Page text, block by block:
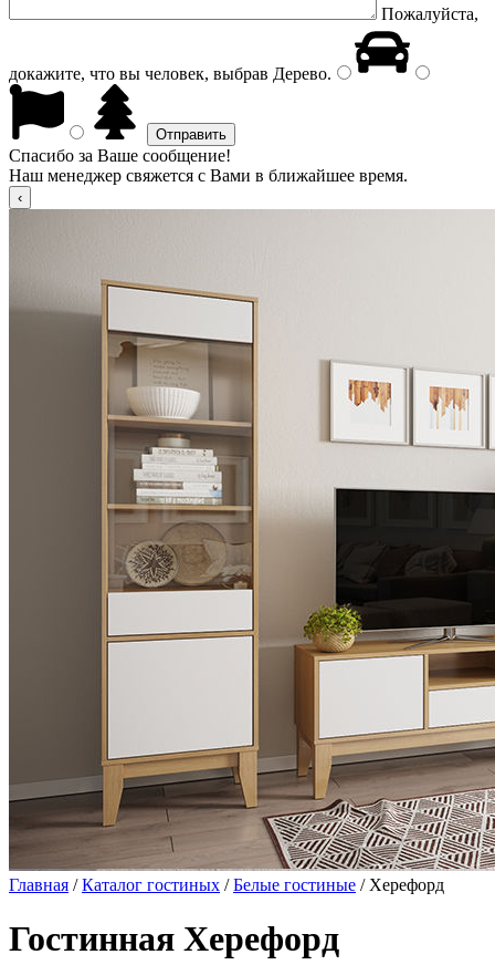
Пожалуйста,
докажите, что вы человек, выбрав Дерево.
Спасибо за Ваше сообщение!
Наш менеджер свяжется с Вами в ближайшее время.
Главная /Каталог гостиных /Белые гостиные / Херефорд
Гостинная Херефорд